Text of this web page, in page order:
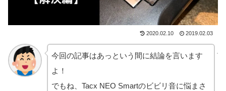
2020.02.10 2019.02.03
今回の記事はあっという間に結論を言います
よ！
でもね、Tacx NEO Smartのビビリ音に悩まさ